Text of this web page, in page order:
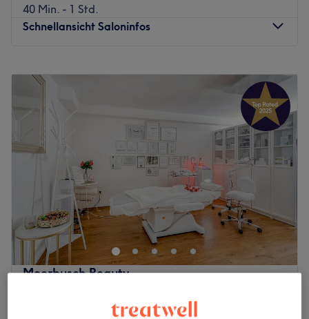
40 Min. - 1 Std.
Schnellansicht Saloninfos
Dienstag
10:00–18:00
–18:00
–18:00
10:00 –18:00
Samstag
10:00 –16:00
Geschlossen
Willkommen bei Natalie Beauty in Düsseldorf-Oberbilk –
Ihrem exklusiven Beauty-Salon für moderne Hautpflege
und ganzheitliches Wohlbefinden. Genießen Sie
hochwertige Luxury-Behandlungen, Microneedling,
Aquafacial, Peelings, entspannende Massagen sowie
abgestimmt, damit Sie sich rundum gepflegt und
Meerbusch Beauty
Meerbusch, Rheinland
Auf Karte anzeigen